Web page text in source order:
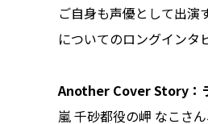
ご自身も声優として出演
についてのロングインタ
Another Cover Story：
嵐 千砂都役の岬 なこさ